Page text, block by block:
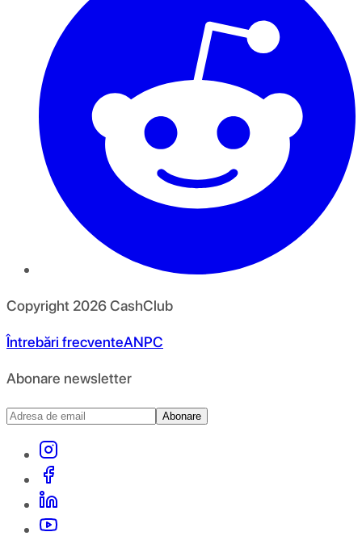
Copyright 2026CashClub
Întrebări frecventeANPC
Abonare newsletter
Abonare